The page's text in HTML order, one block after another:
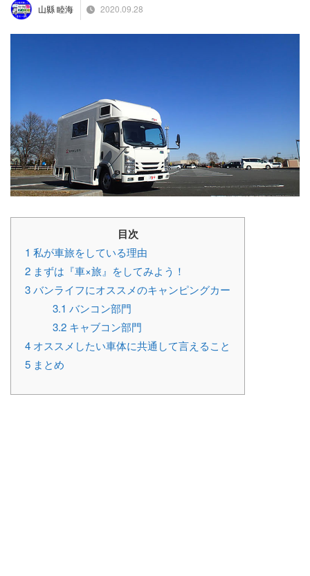
山縣 睦海 2020.09.28
目次
1 私が車旅をしている理由
2 まずは『車×旅』をしてみよう！
3バンライフにオススメのキャンピングカー
3.1 バンコン部門
3.2 キャブコン部門
4 オススメしたい車体に共通して言えること
5 まとめ